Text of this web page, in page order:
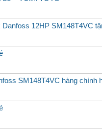
12HP SM148T4VC
SM148T4VC hàng chính